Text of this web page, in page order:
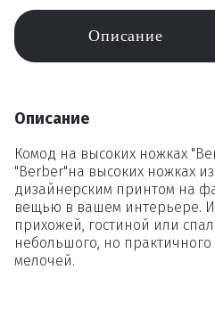
Описание
Описание
Комод на высоких ножках
"Berber"на высоких ножках
дизайнерским принтом на
вещью в вашем интерьере.
прихожей, гостиной или
небольшого, но
мелочей.